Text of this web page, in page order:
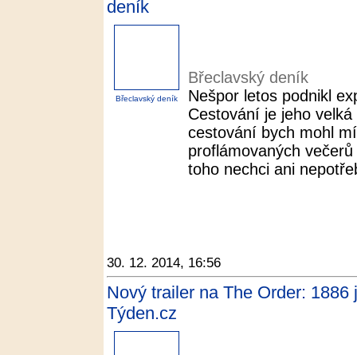
deník
Břeclavský deník
Břeclavský deník
Nešpor letos podnikl
Cestování je jeho
cestování bych mohl
proflámovaných
toho nechci ani
30. 12. 2014, 16:56
Nový trailer na The Order:
Týden.cz